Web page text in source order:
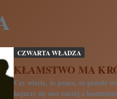
CZWARTA WŁADZA
KŁAMSTWO MA
Czy wiecie, że praca, to przede
kojarzy się ono raczej z